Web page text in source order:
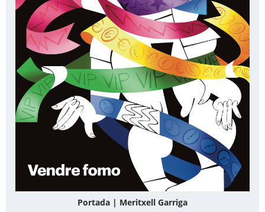
Portada | Meritxell Garriga